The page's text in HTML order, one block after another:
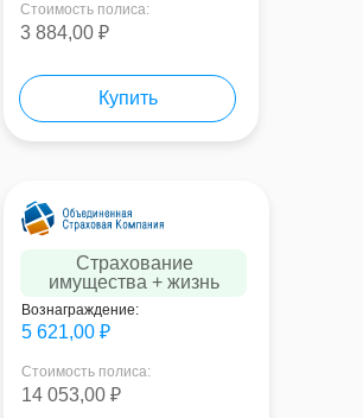
Стоимость полиса:
3 884,00 ₽
Купить
Страхование
имущества + жизнь
Стоимость полиса:
14 053,00 ₽
Вознаграждение:
5 621,00 ₽